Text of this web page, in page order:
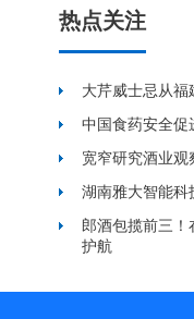
热点关注
大芹威士忌从
中国食药安全促
宽窄研究酒业观
湖南雅大智能科
郎酒包揽前三
护航